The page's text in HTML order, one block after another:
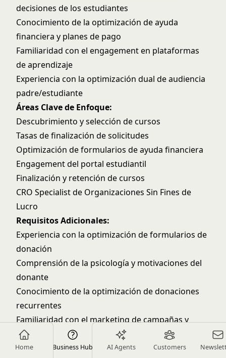
Home Business Hub AI Agents Customers
decisiones de los estudiantes
Conocimiento de la optimización de ayuda
financiera y planes de pago
Familiaridad con el engagement en plataformas
de aprendizaje
Experiencia con la optimización dual de audiencia
padre/estudiante
Áreas Clave de Enfoque:
Descubrimiento y selección de cursos
Tasas de finalización de solicitudes
Optimización de formularios de ayuda financiera
Engagement del portal estudiantil
Finalización y retención de cursos
CRO Specialist de Organizaciones Sin Fines de
Lucro
Requisitos Adicionales:
Experiencia con la optimización de formularios de
donación
Comprensión de la psicología y motivaciones del
donante
Conocimiento de la optimización de donaciones
recurrentes
Familiaridad con el marketing de campañas y
causas
Experiencia con la optimización de conversión de